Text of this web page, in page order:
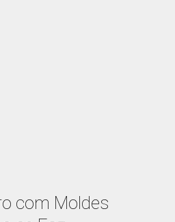
com Moldes